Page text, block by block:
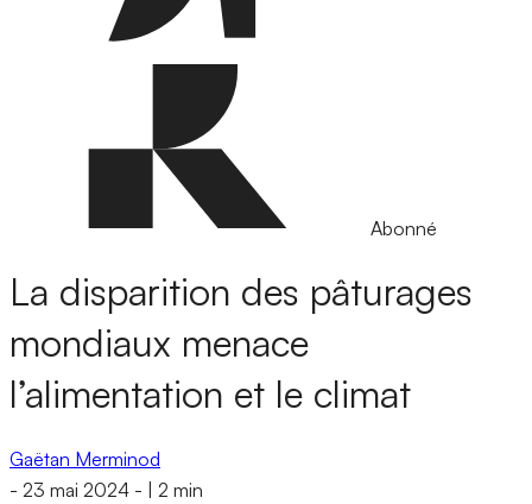
Abonné
La disparition des pâturages
mondiaux menace
l’alimentation et le climat
Gaëtan Merminod
- 23 mai 2024 - 2 min